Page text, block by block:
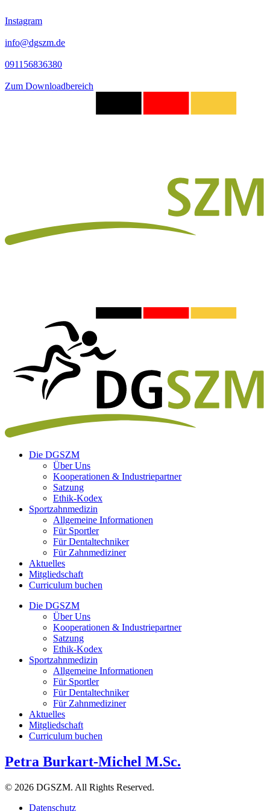
Instagram
info@dgszm.de
091156836380
Zum Downloadbereich
Die DGSZM
Über Uns
Kooperationen & Industriepartner
Satzung
Ethik-Kodex
Sportzahnmedizin
Allgemeine Informationen
Für Sportler
Für Dentaltechniker
Für Zahnmediziner
Aktuelles
Mitgliedschaft
Curriculum buchen
Die DGSZM
Über Uns
Kooperationen & Industriepartner
Satzung
Ethik-Kodex
Sportzahnmedizin
Allgemeine Informationen
Für Sportler
Für Dentaltechniker
Für Zahnmediziner
Aktuelles
Mitgliedschaft
Curriculum buchen
Petra Burkart-Michel M.Sc.
© 2026 DGSZM. All Rights Reserved.
Datenschutz